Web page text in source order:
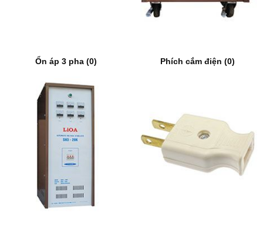
Ổn áp 3 pha (0) Phích cắm điện (0)